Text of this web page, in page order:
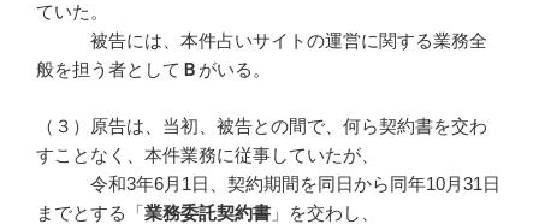
ていた。
被告には、本件占いサイトの運営に関する業務全
般を担う者として Ｂ がいる。
（３）原告は、当初、被告との間で、何ら契約書を交わ
すことなく、本件業務に従事していたが、
令和3年6月1日、契約期間を同日から同年10月31日
までとする「業務委託契約書 」を交わし、